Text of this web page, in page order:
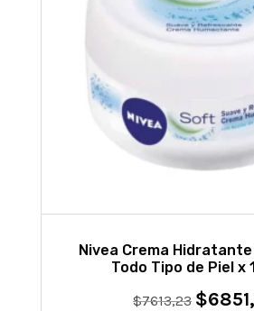
Nivea Crema
Todo Tipo de Piel x
$7613,23 El
$